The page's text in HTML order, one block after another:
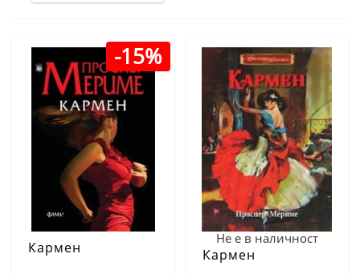
-15%
Кармен
Не е в наличност
Кармен